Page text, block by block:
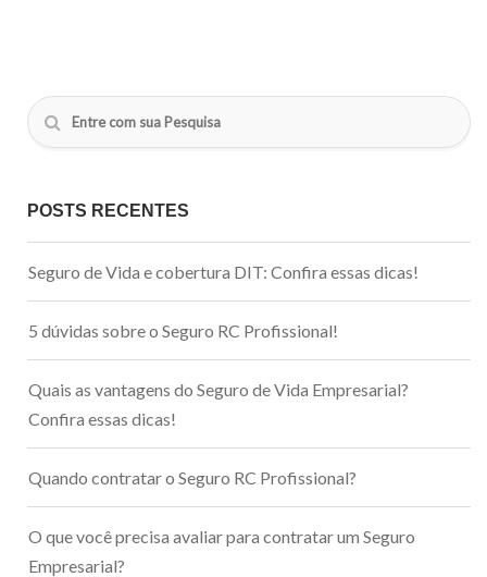
POSTS RECENTES
Seguro de Vida e cobertura DIT: Confira essas dicas!
5 dúvidas sobre o Seguro RC Profissional!
Quais as vantagens do Seguro de Vida Empresarial?
Confira essas dicas!
Quando contratar o Seguro RC Profissional?
O que você precisa avaliar para contratar um Seguro
Empresarial?